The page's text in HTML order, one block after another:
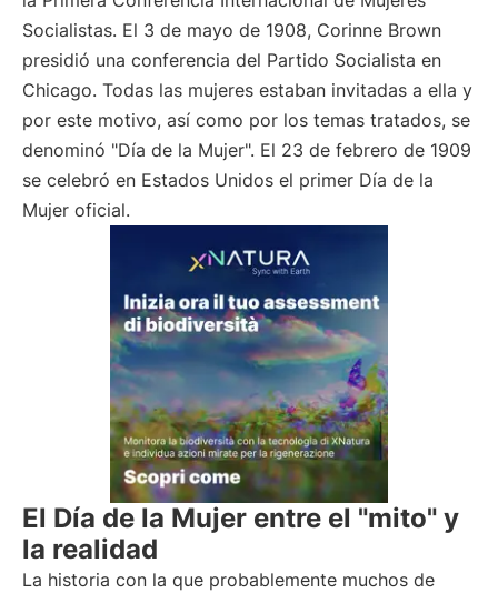
Socialistas. El 3 de mayo de 1908, Corinne Brown
presidió una conferencia del Partido Socialista en
Chicago. Todas las mujeres estaban invitadas a ella y
por este motivo, así como por los temas tratados, se
denominó "Día de la Mujer". El 23 de febrero de 1909
se celebró en Estados Unidos el primer Día de la
Mujer oficial.
El Día de la Mujer entre el "mito" y
la realidad
La historia con la que probablemente muchos de